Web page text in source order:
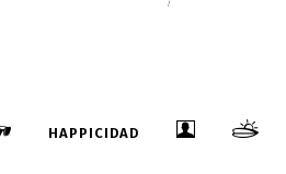
HAPPICIDAD